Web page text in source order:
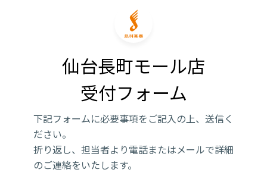
仙台長町モール店
受付フォーム
下記フォームに必要事項をご記入の上、送信く
ださい。
折り返し、担当者より電話またはメールで詳細
のご連絡をいたします。